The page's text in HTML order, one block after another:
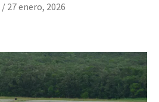
/ 27 enero, 2026